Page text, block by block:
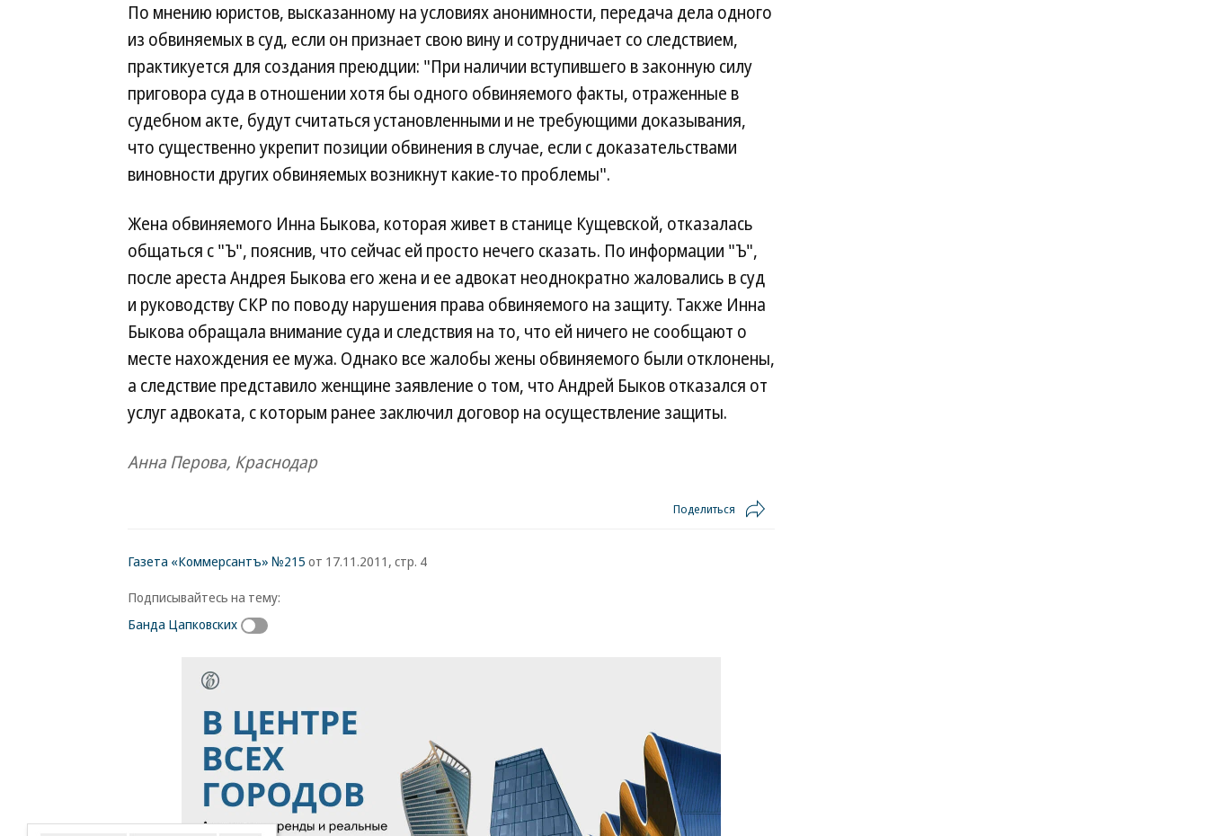
По мнению юристов, высказанному на условиях анонимности, передача дела одного
из обвиняемых в суд, если он признает свою вину и сотрудничает со следствием,
практикуется для создания преюдции: "При наличии вступившего в законную силу
приговора суда в отношении хотя бы одного обвиняемого факты, отраженные в
судебном акте, будут считаться установленными и не требующими доказывания,
что существенно укрепит позиции обвинения в случае, если с доказательствами
виновности других обвиняемых возникнут какие-то проблемы".
Жена обвиняемого Инна Быкова, которая живет в станице Кущевской, отказалась
общаться с "Ъ", пояснив, что сейчас ей просто нечего сказать. По информации "Ъ",
после ареста Андрея Быкова его жена и ее адвокат неоднократно жаловались в суд
и руководству СКР по поводу нарушения права обвиняемого на защиту. Также Инна
Быкова обращала внимание суда и следствия на то, что ей ничего не сообщают о
месте нахождения ее мужа. Однако все жалобы жены обвиняемого были отклонены,
а следствие представило женщине заявление о том, что Андрей Быков отказался от
услуг адвоката, с которым ранее заключил договор на осуществление защиты.
Анна Перова, Краснодар
Поделиться
Газета «Коммерсантъ» №215 от 17.11.2011, стр. 4
Подписывайтесь на тему:
Банда Цапковских